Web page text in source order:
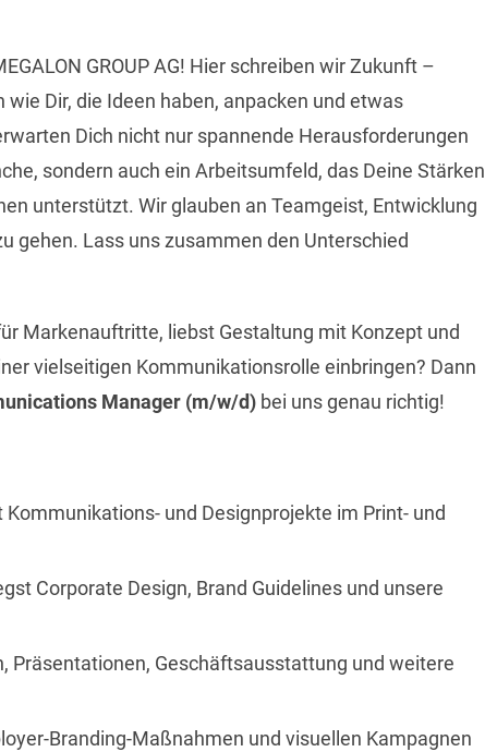
GROUP AG! Hier schreiben wir Zukunft –
Dir, die Ideen haben, anpacken und etwas
Dich nicht nur spannende Herausforderungen
sondern auch ein Arbeitsumfeld, das Deine Stärken
unterstützt. Wir glauben an Teamgeist, Entwicklung
gehen. Lass uns zusammen den Unterschied
Markenauftritte, liebst Gestaltung mit Konzept und
vielseitigen Kommunikationsrolle einbringen? Dann
Manager (m/w/d)bei uns genau richtig!
und Designprojekte im Print- und
Corporate Design, Brand Guidelines und unsere
Präsentationen, Geschäftsausstattung und weitere
Branding-Maßnahmen und visuellen Kampagnen